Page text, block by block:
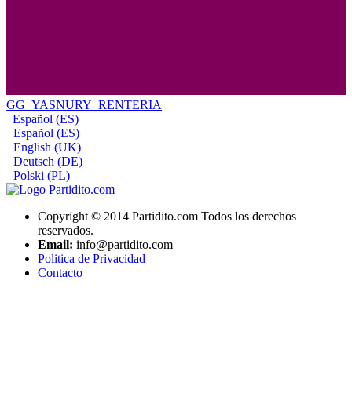
GG_YASNURY_RENTERIA
Español (ES)
Español (ES)
English (UK)
Deutsch (DE)
Polski (PL)
Copyright © 2014 Partidito.com Todos los derechos
reservados.
Email: info@partidito.com
Politica de Privacidad
Contacto